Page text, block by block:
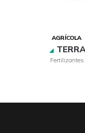
AGRÍCOLA
Fertilizantes